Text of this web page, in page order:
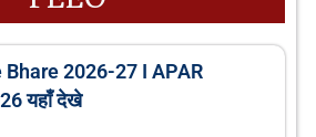
Bhare 2026-27 I APAR
यहाँ देखे